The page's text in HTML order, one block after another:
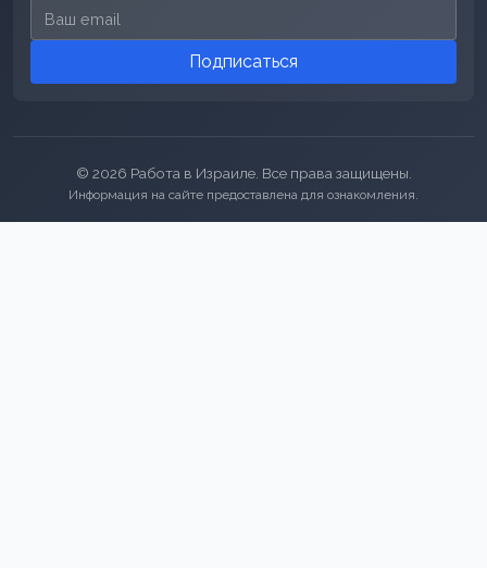
Email для подписки
Подписаться
© 2026 Работа в Израиле. Все права защищены.
Информация на сайте предоставлена для ознакомления.